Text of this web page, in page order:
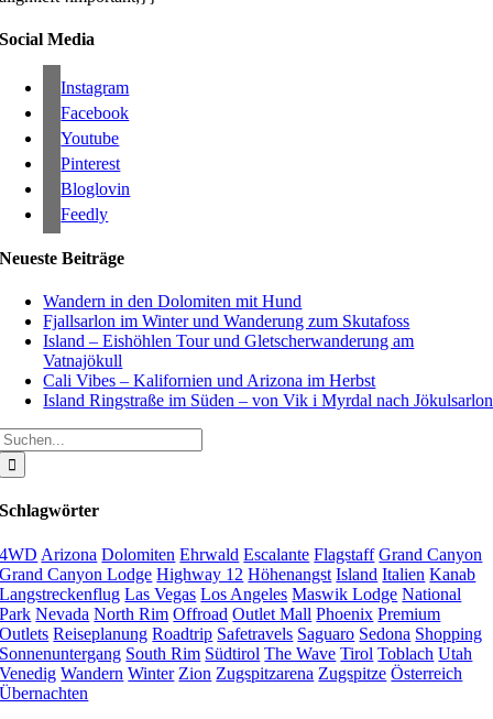
Social Media
Instagram
Facebook
Youtube
Pinterest
Bloglovin
Feedly
Neueste Beiträge
Wandern in den Dolomiten mit Hund
Fjallsarlon im Winter und Wanderung zum Skutafoss
Island – Eishöhlen Tour und Gletscherwanderung am
Vatnajökull
Cali Vibes – Kalifornien und Arizona im Herbst
Island Ringstraße im Süden – von Vik i Myrdal nach Jökulsarlon
Schlagwörter
4WD Arizona Dolomiten Ehrwald Escalante Flagstaff Grand Canyon
Grand Canyon Lodge Highway 12 Höhenangst Island Italien Kanab
Langstreckenflug Las Vegas Los Angeles Maswik Lodge National
Park Nevada North Rim Offroad Outlet Mall Phoenix Premium
Outlets Reiseplanung Roadtrip Safetravels Saguaro Sedona Shopping
Sonnenuntergang South Rim Südtirol The Wave Tirol Toblach Utah
Venedig Wandern Winter Zion Zugspitzarena Zugspitze Österreich
Übernachten